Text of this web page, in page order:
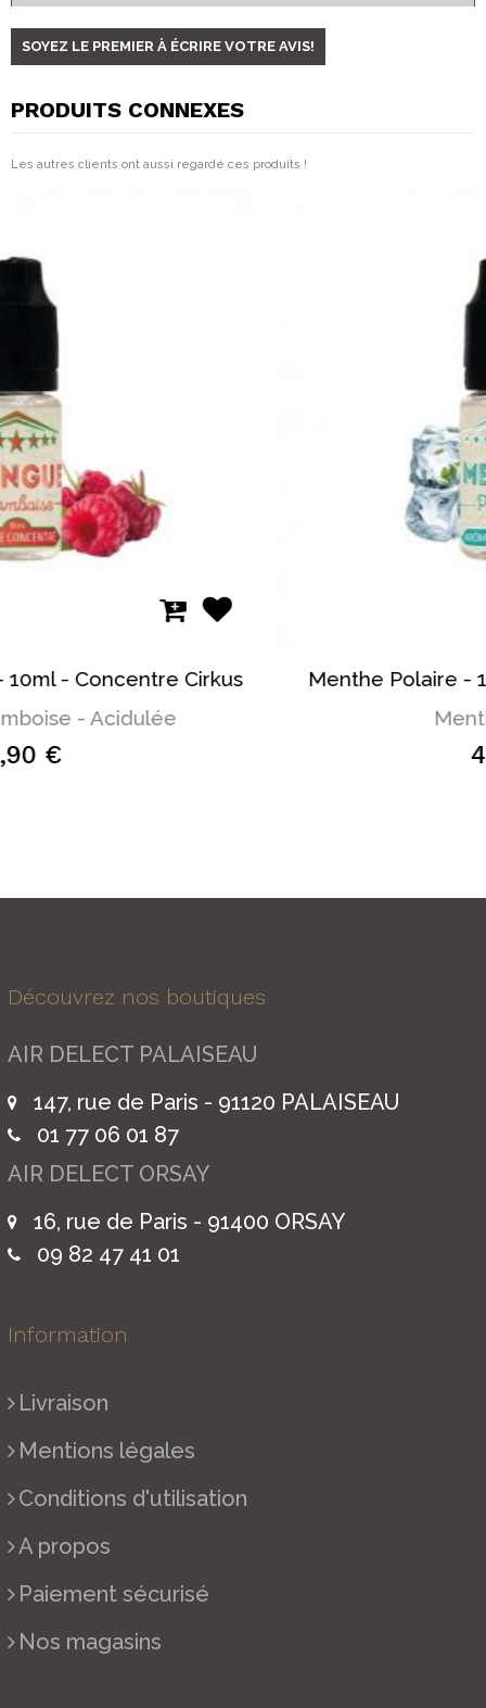
SOYEZ LE PREMIER À ÉCRIRE VOTRE AVIS!
PRODUITS CONNEXES
Les autres clients ont aussi regardé ces produits !
Menthe Polaire - 10ml - Concentre
Découvrez nos boutiques
AIR DELECT PALAISEAU
147, rue de Paris - 91120 PALAISEAU
01 77 06 01 87
AIR DELECT ORSAY
16, rue de Paris - 91400 ORSAY
09 82 47 41 01
Information
Livraison
Mentions légales
Conditions d'utilisation
A propos
Paiement sécurisé
Nos magasins